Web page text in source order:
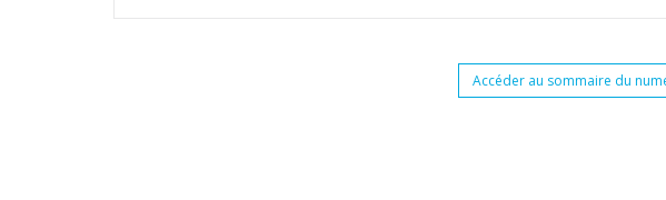
Accéder au sommaire du